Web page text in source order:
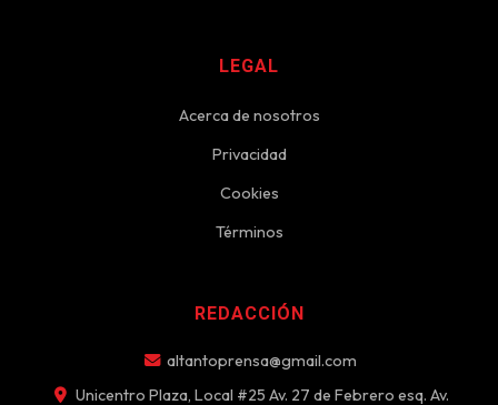
LEGAL
Acerca de nosotros
Privacidad
Cookies
Términos
REDACCIÓN
altantoprensa@gmail.com
Unicentro Plaza, Local #25 Av. 27 de Febrero esq. Av.